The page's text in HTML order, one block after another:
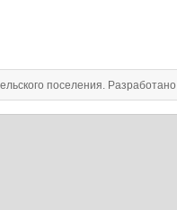
поселения.